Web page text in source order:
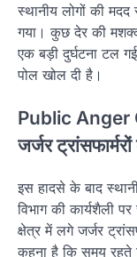
स्थानीय लोगों की
गया। कुछ देर की
एक बड़ी दुर्घटना टल
पोल खोल दी है।
Public Anger
जर्जर
इस हादसे के बाद
विभाग की कार्यशैली
क्षेत्र में लगे जर्जर
कहना है कि समय रहते